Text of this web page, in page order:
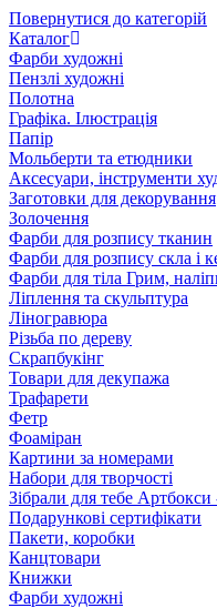
Повернутися до категорій
Каталог
Фарби художні
Пензлі художні
Полотна
Графіка. Ілюстрація
Папір
Мольберти та етюдники
Аксесуари, інструменти
Заготовки для декорування
Золочення
Фарби для розпису тканин
Фарби для розпису скла і
Фарби для тіла Грим,
Ліплення та скульптура
Ліногравюра
Різьба по дереву
Скрапбукінг
Товари для декупажа
Трафарети
Фетр
Фоаміран
Картини за номерами
Набори для творчості
Зібрали для тебе
Подарункові сертифікати
Пакети, коробки
Канцтовари
Книжки
Фарби художні